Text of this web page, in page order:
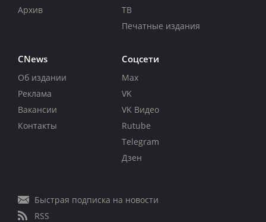
Архив
ТВ
Печатные издания
CNews
Об издании
Реклама
Вакансии
Контакты
Соцсети
Max
VK
VK Видео
Rutube
Telegram
Дзен
Быстрая подписка на новости
RSS